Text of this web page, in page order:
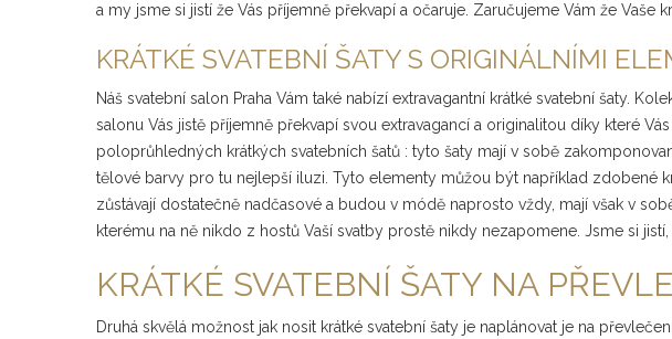
a my jsme si jistí že Vás příjemně překvapí a očaruje. Zaručujeme Vám že Vaše
KRÁTKÉ SVATEBNÍ ŠATY S ORIGINÁLNÍMI
Náš svatební salon Praha Vám také nabízí extravagantní krátké svatební šaty.
salonu Vás jistě příjemně překvapí svou extravagancí a originalitou díky které
poloprůhledných krátkých svatebních šatů : tyto šaty mají v sobě
tělové barvy pro tu nejlepší iluzi. Tyto elementy můžou být například zdobené
zůstávají dostatečně nadčasové a budou v módě naprosto vždy, mají však v
kterému na ně nikdo z hostů Vaší svatby prostě nikdy nezapomene. Jsme si
KRÁTKÉ SVATEBNÍ ŠATY NA
Druhá skvělá možnost jak nosit krátké svatební šaty je naplánovat je na